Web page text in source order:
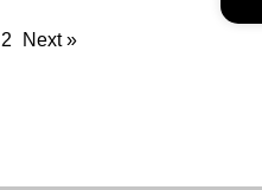
« Previous
2 Next »